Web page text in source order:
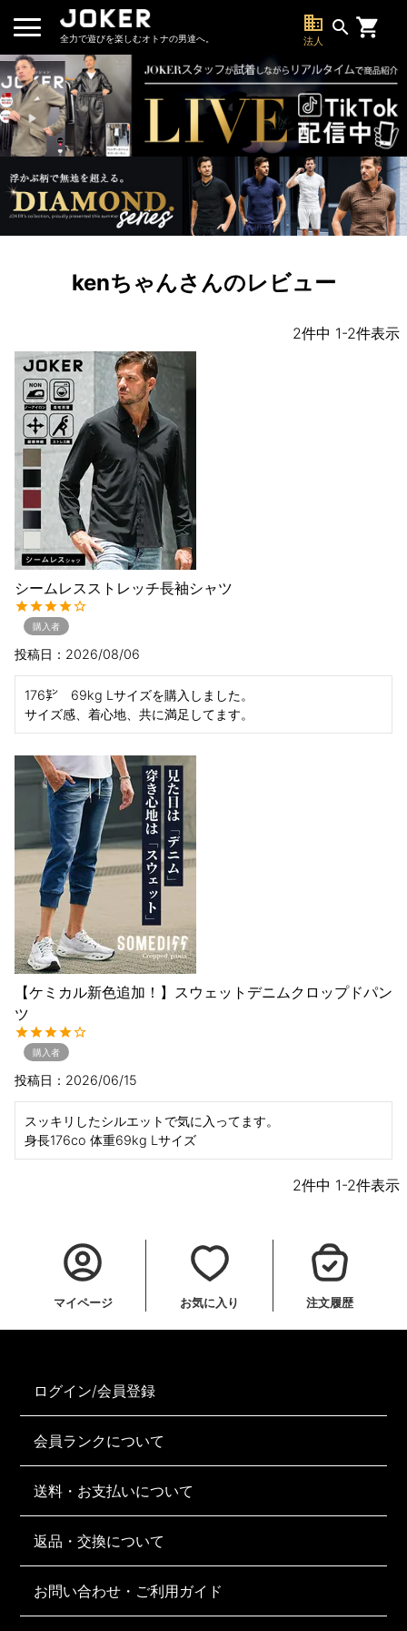
全力で遊びを楽しむオトナの男達へ。
business
法人
search
kenちゃんさんのレビュー
2件中 1-2件表示
シームレスストレッチ長袖シャツ
購入者
投稿日 2026/08/06
176㌢　69kg Lサイズを購入しました。
サイズ感、着心地、共に満足してます。
【ケミカル新色追加！】スウェットデニムクロップドパン
ツ
購入者
投稿日 2026/06/15
スッキリしたシルエットで気に入ってます。
身長176co 体重69kg Lサイズ
2件中 1-2件表示
マイページ お気に入り 注文履歴
ログイン/会員登録
会員ランクについて
送料・お支払いについて
返品・交換について
お問い合わせ・ご利用ガイド